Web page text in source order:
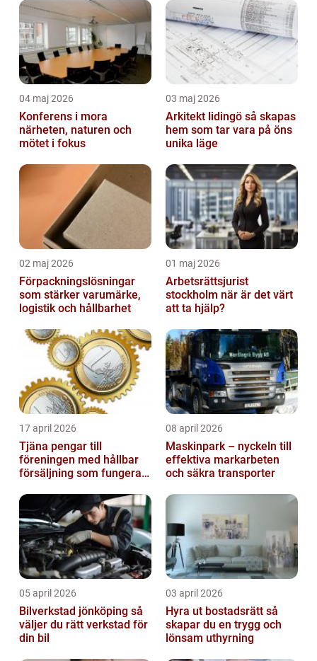
04 maj 2026
Konferens i mora
närheten, naturen och
mötet i fokus
03 maj 2026
Arkitekt lidingö så skapas
hem som tar vara på öns
unika läge
02 maj 2026
Förpackningslösningar
som stärker varumärke,
logistik och hållbarhet
01 maj 2026
Arbetsrättsjurist
stockholm när är det värt
att ta hjälp?
17 april 2026
Tjäna pengar till
föreningen med hållbar
försäljning som fungerar
08 april 2026
Maskinpark – nyckeln till
effektiva markarbeten
och säkra transporter
05 april 2026
Bilverkstad jönköping så
väljer du rätt verkstad för
din bil
03 april 2026
Hyra ut bostadsrätt så
skapar du en trygg och
lönsam uthyrning